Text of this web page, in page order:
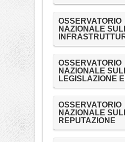
OSSERVATORIO
NAZIONALE
OSSERVATORIO
NAZIONALE
LEGISLAZIONE
OSSERVATORIO
NAZIONALE
REPUTAZIONE